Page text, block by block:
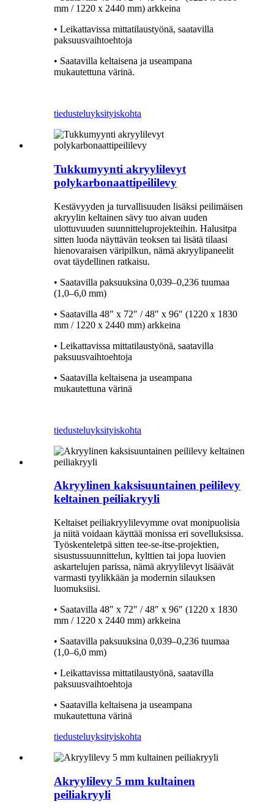
mm / 1220 x 2440 mm) arkkeina
• Leikattavissa mittatilaustyönä, saatavilla
paksuusvaihtoehtoja
• Saatavilla keltaisena ja useampana
mukautettuna värinä.
tiedusteluyksityiskohta
Tukkumyynti akryylilevyt
polykarbonaattipeililevy
Kestävyyden ja turvallisuuden lisäksi peilimäisen
akryylin keltainen sävy tuo aivan uuden
ulottuvuuden suunnitteluprojekteihin. Halusitpa
sitten luoda näyttävän teoksen tai lisätä tilaasi
hienovaraisen väripilkun, nämä akryylipaneelit
ovat täydellinen ratkaisu.
• Saatavilla paksuuksina 0,039–0,236 tuumaa
(1,0–6,0 mm)
• Saatavilla 48″ x 72″ / 48″ x 96″ (1220 x 1830
mm / 1220 x 2440 mm) arkkeina
• Leikattavissa mittatilaustyönä, saatavilla
paksuusvaihtoehtoja
• Saatavilla keltaisena ja useampana
mukautettuna värinä
tiedusteluyksityiskohta
Akryylinen kaksisuuntainen peililevy
keltainen peiliakryyli
Keltaiset peiliakryylilevymme ovat monipuolisia
ja niitä voidaan käyttää monissa eri sovelluksissa.
Työskenteletpä sitten tee-se-itse-projektien,
sisustussuunnittelun, kylttien tai jopa luovien
askartelujen parissa, nämä akryylilevyt lisäävät
varmasti tyylikkään ja modernin silauksen
luomuksiisi.
• Saatavilla 48″ x 72″ / 48″ x 96″ (1220 x 1830
mm / 1220 x 2440 mm) arkkeina
• Saatavilla paksuuksina 0,039–0,236 tuumaa
(1,0–6,0 mm)
• Leikattavissa mittatilaustyönä, saatavilla
paksuusvaihtoehtoja
• Saatavilla keltaisena ja useampana
mukautettuna värinä
tiedusteluyksityiskohta
Akryylilevy 5 mm kultainen
peiliakryyli